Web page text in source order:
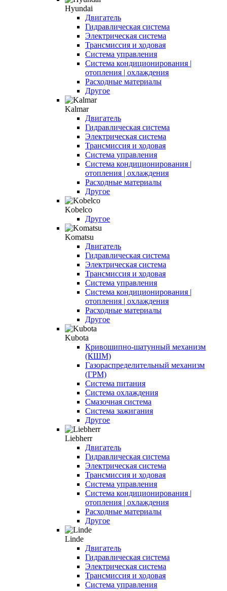
Hyundai
Двигатель
Гидравлическая система
Электрическая система
Трансмиссия и ходовая
Система управления
Система кондиционирования |
отопления | охлаждения
Расходные материалы
Другое
Kalmar
Двигатель
Гидравлическая система
Электрическая система
Трансмиссия и ходовая
Система управления
Система кондиционирования |
отопления | охлаждения
Расходные материалы
Другое
Kobelco
Другое
Komatsu
Двигатель
Гидравлическая система
Электрическая система
Трансмиссия и ходовая
Система управления
Система кондиционирования |
отопления | охлаждения
Расходные материалы
Другое
Kubota
Кривошипно-шатунный механизм
(КШМ)
Газораспределительный механизм
(ГРМ)
Система питания
Система охлаждения
Смазочная система
Система зажигания
Другое
Liebherr
Двигатель
Гидравлическая система
Электрическая система
Трансмиссия и ходовая
Система управления
Система кондиционирования |
отопления | охлаждения
Расходные материалы
Другое
Linde
Двигатель
Гидравлическая система
Электрическая система
Трансмиссия и ходовая
Система управления